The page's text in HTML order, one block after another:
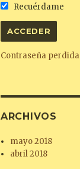
Recuérdame
Contraseña perdida
ARCHIVOS
mayo 2018
abril 2018